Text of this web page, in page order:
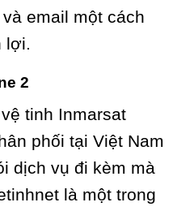
email một cách
lợi.
2
tinh Inmarsat
phối tại Việt Nam
dịch vụ đi kèm mà
là một trong